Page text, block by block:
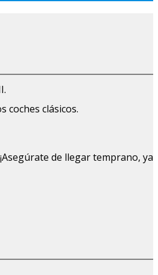
clásicos.
de llegar temprano, ya